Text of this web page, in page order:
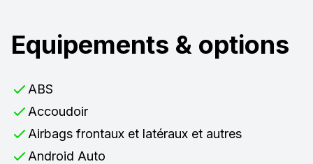
Equipements & options
ABS
Accoudoir
Airbags frontaux et latéraux et autres
Android Auto